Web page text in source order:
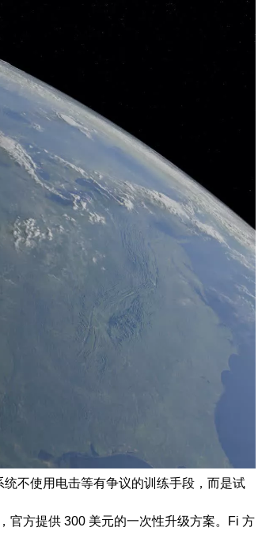
不使用电击等有争议的训练手段，而是试
官方提供 300 美元的一次性升级方案。Fi 方